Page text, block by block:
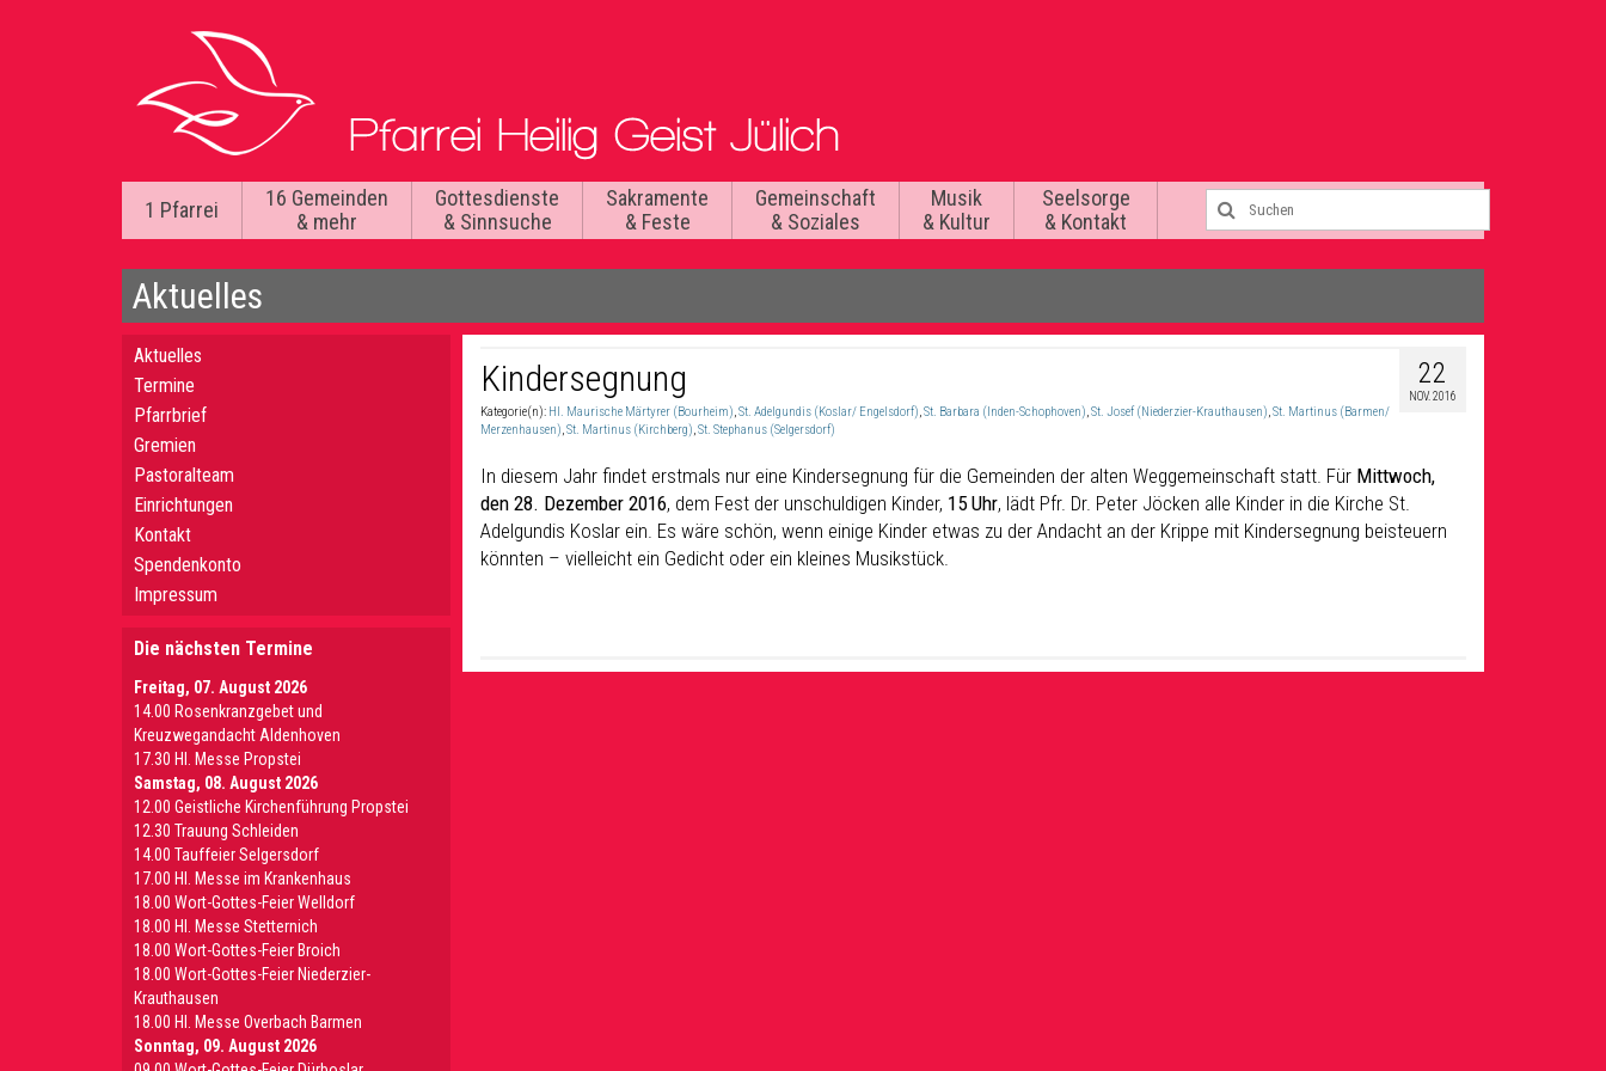
1 Pfarrei
16 Gemeinden
& mehr
Gottesdienste
& Sinnsuche
Sakramente
& Feste
Gemeinschaft
& Soziales
Musik
& Kultur
Seelsorge
& Kontakt
Aktuelles
22
NOV. 2016
Kindersegnung
Kategorie(n): Hl. Maurische Märtyrer (Bourheim),St. Adelgundis (Koslar/ Engelsdorf),St. Barbara (Inden-Schophoven),St. Josef (Niederzier-Krauthausen),St. Martinus (Barmen/
Merzenhausen),St. Martinus (Kirchberg),St. Stephanus (Selgersdorf)
In diesem Jahr findet erstmals nur eine Kindersegnung für die Gemeinden der alten Weggemeinschaft statt. Für Mittwoch,
den 28. Dezember 2016, dem Fest der unschuldigen Kinder, 15 Uhr, lädt Pfr. Dr. Peter Jöcken alle Kinder in die Kirche St.
Adelgundis Koslar ein. Es wäre schön, wenn einige Kinder etwas zu der Andacht an der Krippe mit Kindersegnung beisteuern
könnten – vielleicht ein Gedicht oder ein kleines Musikstück.
Aktuelles
Termine
Pfarrbrief
Gremien
Pastoralteam
Einrichtungen
Kontakt
Spendenkonto
Impressum
Die nächsten Termine
Freitag, 07. August 2026
14.00 Rosenkranzgebet und
Kreuzwegandacht Aldenhoven
17.30 Hl. Messe Propstei
Samstag, 08. August 2026
12.00 Geistliche Kirchenführung Propstei
12.30 Trauung Schleiden
14.00 Tauffeier Selgersdorf
17.00 Hl. Messe im Krankenhaus
18.00 Wort-Gottes-Feier Welldorf
18.00 Hl. Messe Stetternich
18.00 Wort-Gottes-Feier Broich
18.00 Wort-Gottes-Feier Niederzier-
Krauthausen
18.00 Hl. Messe Overbach Barmen
Sonntag, 09. August 2026